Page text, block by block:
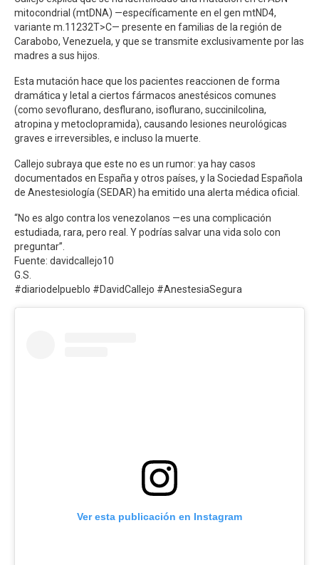
mitocondrial (mtDNA) —específicamente en el gen mtND4,
variante m.11232T>C— presente en familias de la región de
Carabobo, Venezuela, y que se transmite exclusivamente por las
madres a sus hijos.
Esta mutación hace que los pacientes reaccionen de forma
dramática y letal a ciertos fármacos anestésicos comunes
(como sevoflurano, desflurano, isoflurano, succinilcolina,
atropina y metoclopramida), causando lesiones neurológicas
graves e irreversibles, e incluso la muerte.
Callejo subraya que este no es un rumor: ya hay casos
documentados en España y otros países, y la Sociedad Española
de Anestesiología (SEDAR) ha emitido una alerta médica oficial.
“No es algo contra los venezolanos —es una complicación
estudiada, rara, pero real. Y podrías salvar una vida solo con
preguntar”.
Fuente: davidcallejo10
G.S.
#diariodelpueblo #DavidCallejo #AnestesiaSegura
Ver esta publicación en Instagram